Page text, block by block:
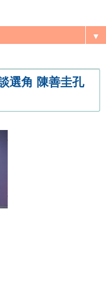
▼
選角 陳善圭孔